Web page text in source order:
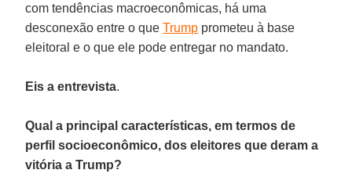
com tendências macroeconômicas, há uma
desconexão entre o queTrump prometeu à base
eleitoral e o que ele pode entregar no mandato.
Eis a entrevista.
Qual a principal características, em termos de
perfil socioeconômico, dos eleitores que deram a
vitória a Trump?